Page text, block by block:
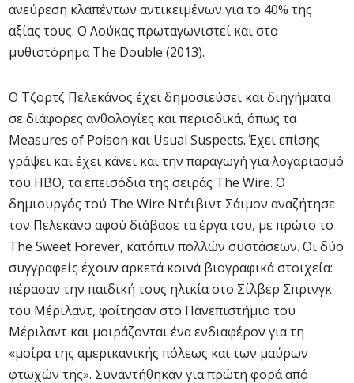
ανεύρεση κλαπέντων αντικειμένων για το 40% της
αξίας τους. Ο Λούκας πρωταγωνιστεί και στο
μυθιστόρημα The Double (2013).
Ο Τζορτζ Πελεκάνος έχει δημοσιεύσει και διηγήματα
σε διάφορες ανθολογίες και περιοδικά, όπως τα
Measures of Poison και Usual Suspects. Έχει επίσης
γράψει και έχει κάνει και την παραγωγή για λογαριασμό
του HBO, τα επεισόδια της σειράς The Wire. Ο
δημιουργός τού The Wire Ντέιβιντ Σάιμον αναζήτησε
τον Πελεκάνο αφού διάβασε τα έργα του, με πρώτο το
The Sweet Forever, κατόπιν πολλών συστάσεων. Οι δύο
συγγραφείς έχουν αρκετά κοινά βιογραφικά στοιχεία:
πέρασαν την παιδική τους ηλικία στο Σίλβερ Σπρινγκ
του Μέριλαντ, φοίτησαν στο Πανεπιστήμιο του
Μέριλαντ και μοιράζονται ένα ενδιαφέρον για τη
«μοίρα της αμερικανικής πόλεως και των μαύρων
φτωχών της». Συναντήθηκαν για πρώτη φορά από